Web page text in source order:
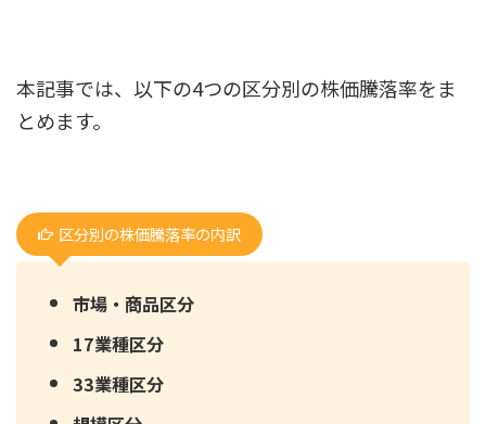
本記事では、以下の4つの区分別の株価騰落率をま
とめます。
区分別の株価騰落率の内訳
市場・商品区分
17業種区分
33業種区分